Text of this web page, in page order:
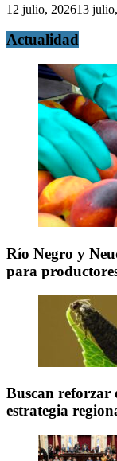
12 julio, 202613
Actualidad
Río Negro y
para
Buscan reforzar
estrategia